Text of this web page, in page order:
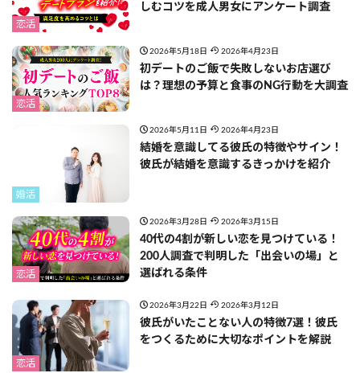
恋活
しむコツを成人男女にアンケート調査
恋活
2026年5月18日 2026年4月23日
初デートのご飯で失敗しないお店選び
は？理想の予算と食事のNG行動を大調査
婚活
2026年5月11日 2026年4月23日
結婚を意識してる彼氏の特徴やサイン！
彼氏が結婚を意識するきっかけを紹介
恋活
2026年3月28日 2026年3月15日
40代の4割が新しい恋を見つけている！
200人調査で判明した「出会いの場」と
選ばれる条件
恋活
2026年3月22日 2026年3月12日
彼氏がいたことない人の特徴7選！彼氏
をつくるために大切なポイントを解説